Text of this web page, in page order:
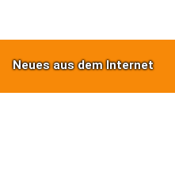
Neues aus dem Internet